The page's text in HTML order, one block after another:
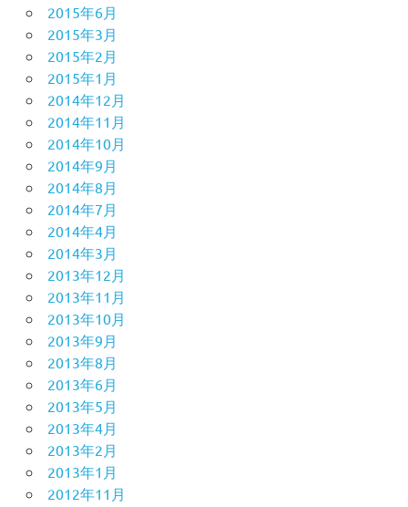
2015年6月
2015年3月
2015年2月
2015年1月
2014年12月
2014年11月
2014年10月
2014年9月
2014年8月
2014年7月
2014年4月
2014年3月
2013年12月
2013年11月
2013年10月
2013年9月
2013年8月
2013年6月
2013年5月
2013年4月
2013年2月
2013年1月
2012年11月